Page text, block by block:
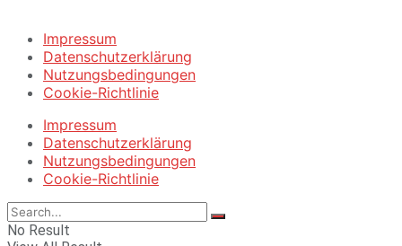
Impressum
Datenschutzerklärung
Nutzungsbedingungen
Cookie-Richtlinie
Impressum
Datenschutzerklärung
Nutzungsbedingungen
Cookie-Richtlinie
No Result